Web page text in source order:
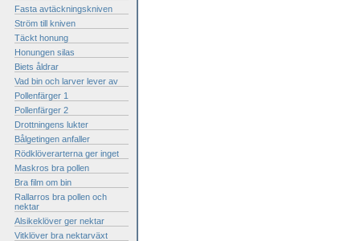
Fasta avtäckningskniven
Ström till kniven
Täckt honung
Honungen silas
Biets åldrar
Vad bin och larver lever av
Pollenfärger 1
Pollenfärger 2
Drottningens lukter
Bålgetingen anfaller
Rödklöverarterna ger inget
Maskros bra pollen
Bra film om bin
Rallarros bra pollen och
nektar
Alsikeklöver ger nektar
Vitklöver bra nektarväxt